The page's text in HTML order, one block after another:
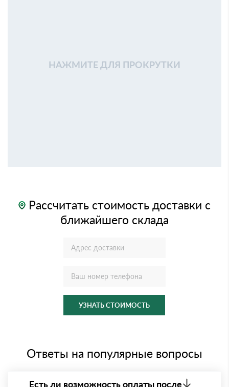
НАЖМИТЕ ДЛЯ ПРОКРУТКИ
Рассчитать стоимость доставки с
ближайшего склада
УЗНАТЬ СТОИМОСТЬ
Ответы на популярные вопросы
Есть ли возможность оплаты после